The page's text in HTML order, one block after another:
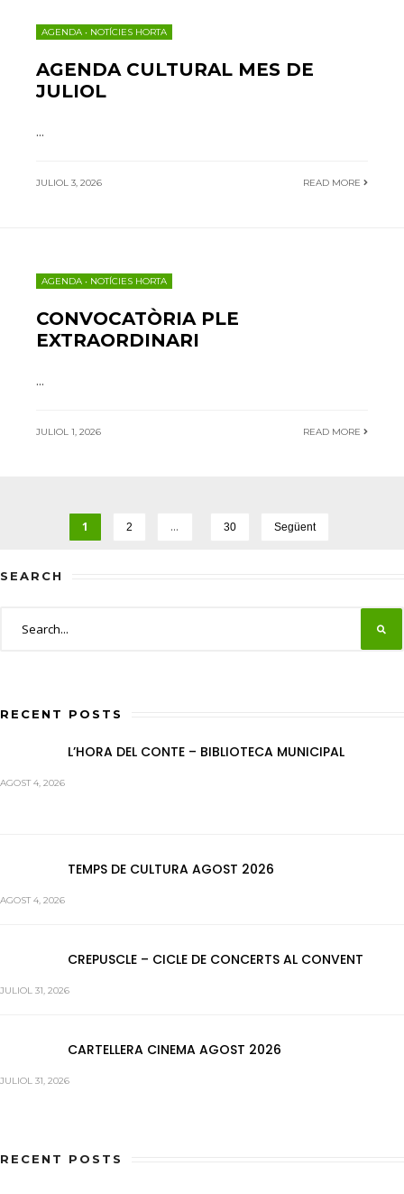
AGENDA • NOTÍCIES HORTA
AGENDA CULTURAL MES DE
JULIOL
...
JULIOL 3, 2026 READ MORE
AGENDA • NOTÍCIES HORTA
CONVOCATÒRIA PLE
EXTRAORDINARI
...
JULIOL 1, 2026 READ MORE
d'entrades
1 2 … 30 Següent
SEARCH
RECENT POSTS
L’HORA DEL CONTE – BIBLIOTECA MUNICIPAL
AGOST 4, 2026
TEMPS DE CULTURA AGOST 2026
AGOST 4, 2026
CREPUSCLE – CICLE DE CONCERTS AL CONVENT
JULIOL 31, 2026
CARTELLERA CINEMA AGOST 2026
JULIOL 31, 2026
RECENT POSTS